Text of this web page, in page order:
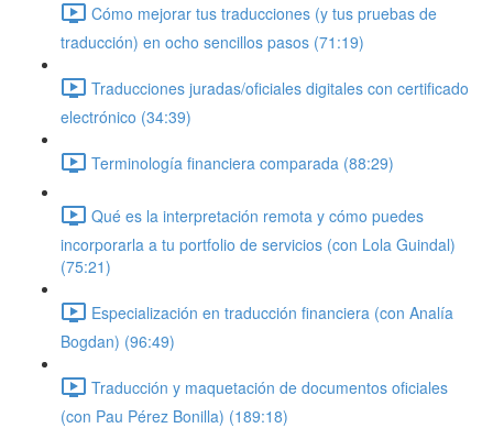
Cómo mejorar tus traducciones (y tus pruebas de
traducción) en ocho sencillos pasos (71:19)
Traducciones juradas/oficiales digitales con certificado
electrónico (34:39)
Terminología financiera comparada (88:29)
Qué es la interpretación remota y cómo puedes
incorporarla a tu portfolio de servicios (con Lola Guindal)
(75:21)
Especialización en traducción financiera (con Analía
Bogdan) (96:49)
Traducción y maquetación de documentos oficiales
(con Pau Pérez Bonilla) (189:18)